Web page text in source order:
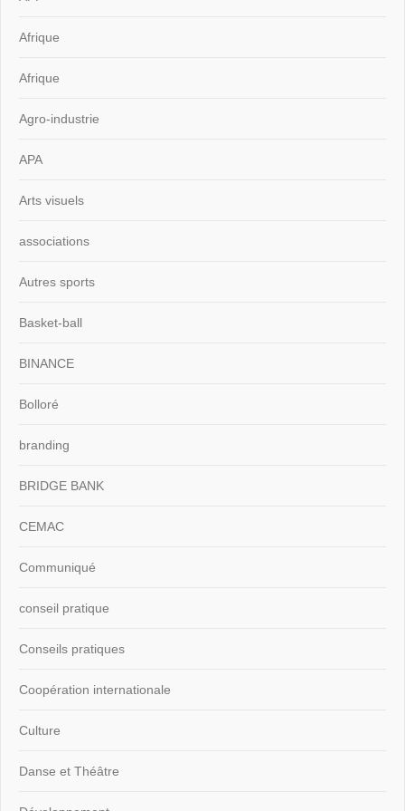
Afrique
Afrique
Agro-industrie
APA
Arts visuels
associations
Autres sports
Basket-ball
BINANCE
Bolloré
branding
BRIDGE BANK
CEMAC
Communiqué
conseil pratique
Conseils pratiques
Coopération internationale
Culture
Danse et Théâtre